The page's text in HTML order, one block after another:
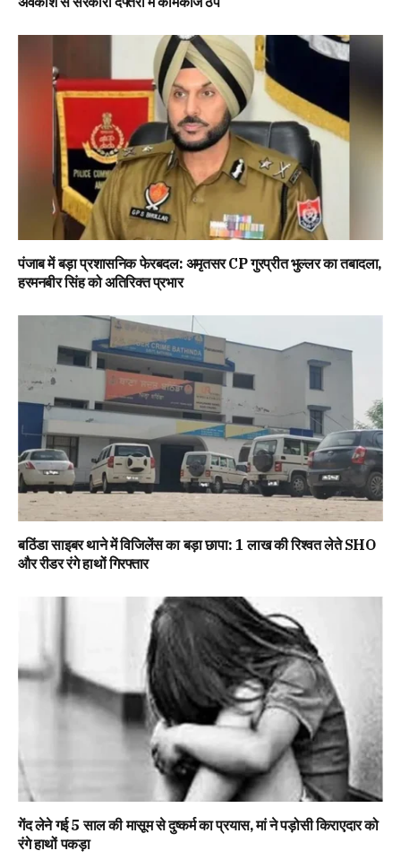
पंजाब में बड़ा प्रशासनिक फेरबदल: अमृतसर CP गुरप्रीत भुल्लर का तबादला,
हरमनबीर सिंह को अतिरिक्त प्रभार
बठिंडा साइबर थाने में विजिलेंस का बड़ा छापा: 1 लाख की रिश्वत लेते SHO
और रीडर रंगे हाथों गिरफ्तार
गेंद लेने गई 5 साल की मासूम से दुष्कर्म का प्रयास, मां ने पड़ोसी किराएदार को
रंगे हाथों पकड़ा